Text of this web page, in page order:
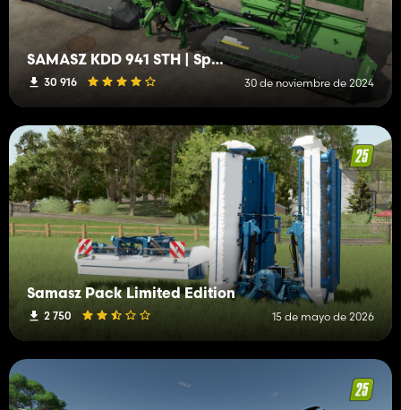
SAMASZ KDD 941 STH | Special
30 916 30 de noviembre de 2024
Samasz Pack Limited Edition
2 750 15 de mayo de 2026